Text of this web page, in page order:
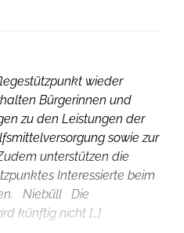
wieder
Bürgerinnen und
zu den Leistungen der
sowie zur
unterstützen die
Interessierte beim
Niebüll Die
künftig nicht […]